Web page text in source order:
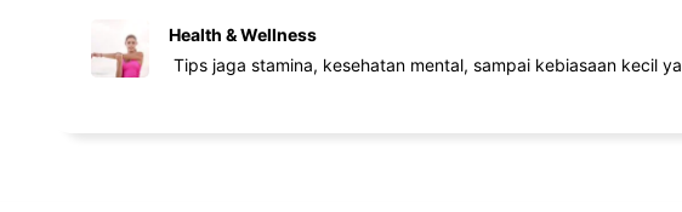
Health & Wellness
Tips jaga stamina, kesehatan mental, sampai kebiasaan kecil